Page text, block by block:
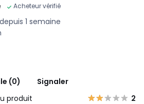
Acheteur vérifié
1 semaine
(0)
Signaler
produit
2